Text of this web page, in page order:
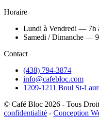
Horaire
Lundi à Vendredi — 7h
Samedi / Dimanche —
Contact
(438) 794-3874
info@cafebloc.com
1209-1211 Boul St-
© Café Bloc 2026 - Tous
confidentialité - Conception